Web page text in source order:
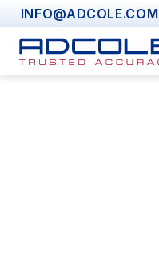
Skip
to
content
INFO@ADCOLE.COM